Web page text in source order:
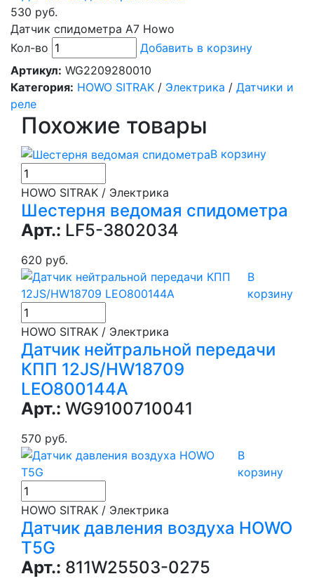
530 руб.
Датчик спидометра A7 Howo
Кол-во
Добавить в корзину
Артикул: WG2209280010
Категория: HOWO SITRAK / Электрика / Датчики и
реле
Похожие товары
В корзину
HOWO SITRAK / Электрика
Шестерня ведомая спидометра
Арт.: LF5-3802034
620 руб.
В
корзину
HOWO SITRAK / Электрика
Датчик нейтральной передачи
КПП 12JS/HW18709
LEO800144A
Арт.: WG9100710041
570 руб.
В
корзину
HOWO SITRAK / Электрика
Датчик давления воздуха HOWO
T5G
Арт.: 811W25503-0275